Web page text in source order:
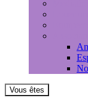
Vous êtes